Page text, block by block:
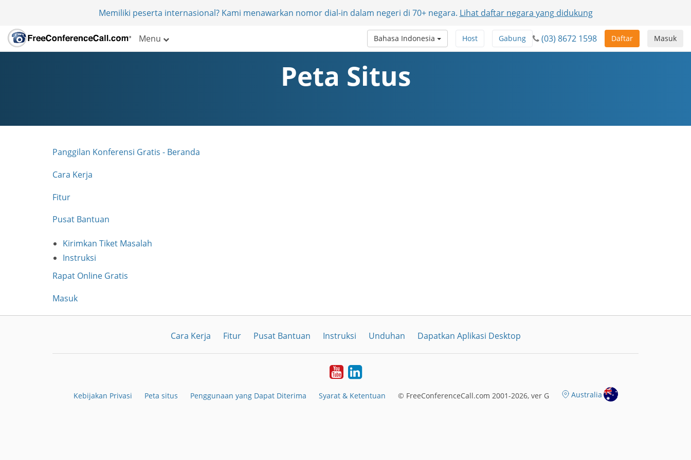
Memiliki peserta internasional? Kami menawarkan nomor dial-in dalam negeri di 70+ negara. Lihat daftar negara yang didukung
Menu Masuk
Daftar
(03) 8672 1598
Gabung
Host
Bahasa Indonesia
Peta Situs
Panggilan Konferensi Gratis - Beranda
Cara Kerja
Fitur
Pusat Bantuan
Kirimkan Tiket Masalah
Instruksi
Rapat Online Gratis
Masuk
Cara Kerja Fitur Pusat Bantuan Instruksi Unduhan Dapatkan Aplikasi Desktop
YouTubeLinkedIn
Kebijakan Privasi Peta situs Penggunaan yang Dapat Diterima Syarat & Ketentuan © FreeConferenceCall.com 2001-2026, ver G Australia